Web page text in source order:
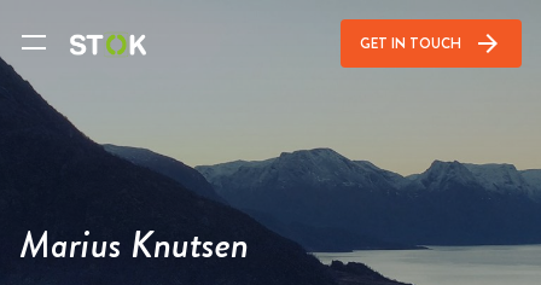
GET IN TOUCH arrow_forward
Marius Knutsen